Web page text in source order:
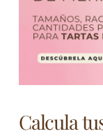
Calcula